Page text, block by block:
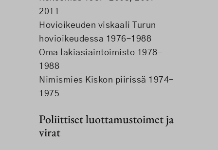
2011
Hovioikeuden viskaali Turun
hovioikeudessa 1976–1988
Oma lakiasiaintoimisto 1978–
1988
Nimismies Kiskon piirissä 1974–
1975
Poliittiset luottamustoimet ja
virat